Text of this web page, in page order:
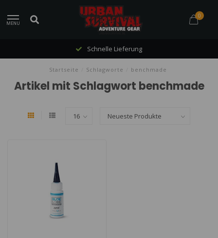
MENU
0
Schnelle Lieferung
Startseite Schlagworte benchmade
Artikel mit Schlagwort benchmade